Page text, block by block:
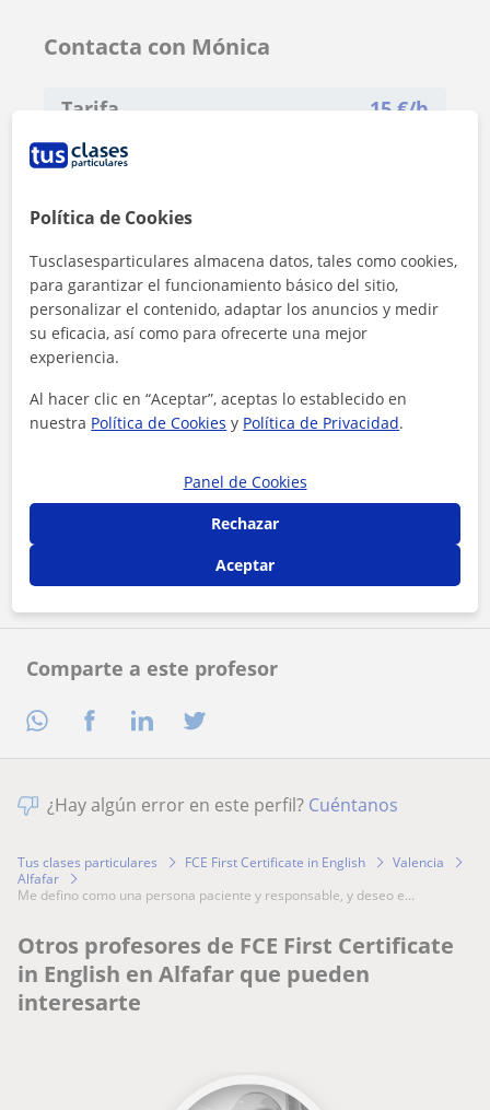
Comparte a este profesor
Contacta con Mónica
Tarifa 15 €/h
Al hacer clic, aceptas nuestroaviso legaly de
Contactar ahora
¿Hay algún error en este perfil? Cuéntanos
Tus clases particulares FCE First Certificate in English
Valencia
Alfafar
me defino como una persona paciente y responsable, y deseo e...
Otros profesores de FCE First Certificate
in English en Alfafar que pueden
interesarte
Política de Cookies
Tusclasesparticulares almacena datos, tales como cookies,
para garantizar el funcionamiento básico del sitio,
personalizar el contenido, adaptar los anuncios y medir
su eficacia, así como para ofrecerte una mejor
experiencia.
Al hacer clic en “Aceptar”, aceptas lo establecido en
nuestra Política de Cookies y Política de Privacidad.
Panel de Cookies
Rechazar
Aceptar